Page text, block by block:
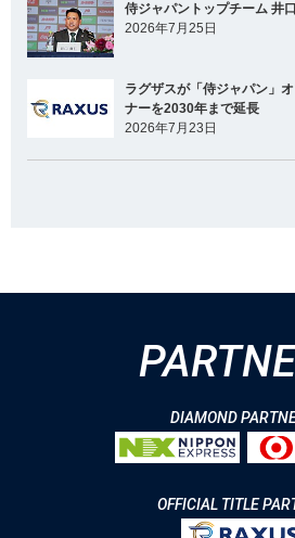
侍ジャパントップチーム 井
2026年7月25日
ラグザスが「侍ジャパン」
ナーを2030年まで延長
2026年7月23日
DIAMOND
OFFICIAL TITLE